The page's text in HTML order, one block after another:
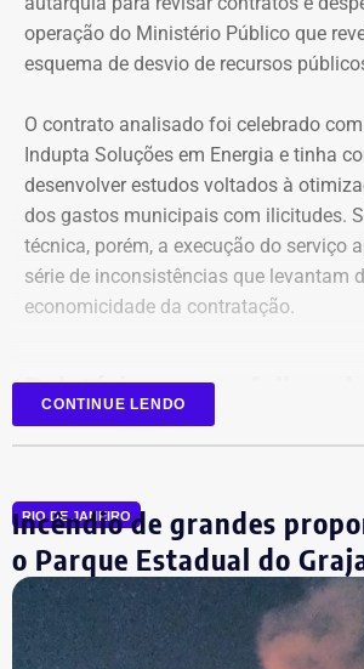
Declaração de bens de Vinícius Cozzolino
Reprodução/Divulgacand
Declaração de bens de Vinícius Cozzolino
Reprodução/Divulgacand
operação do Ministério Público que
esquema de desvio de recursos
O contrato analisado foi celebrado
Indupta Soluções em Energia e tinha
desenvolver estudos voltados à
dos gastos municipais com ilicitudes.
técnica, porém, a execução do serviço
série de inconsistências que levantam
economicidade da contratação.
Relatório aponta falhas
planejamento
auditores está a concentração de
dentro do processo de contratação.
os mesmos agentes públicos
planejamento, julgamento e
comprometendo a segregação de
CONTINUE LENDO
RIO DE JANEIRO
Incêndio de grandes
o Parque Estadual do